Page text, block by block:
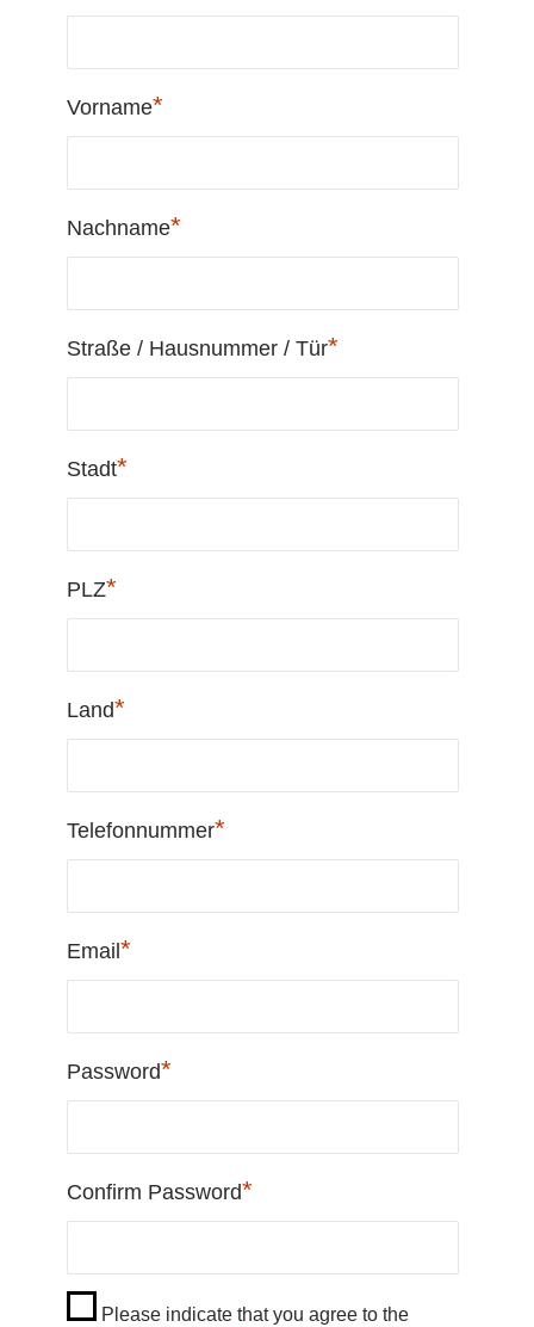
Vorname*
Nachname*
Straße / Hausnummer / Tür*
Stadt*
PLZ*
Land*
Telefonnummer*
Email *
Password*
Confirm Password*
Please indicate that you agree to the